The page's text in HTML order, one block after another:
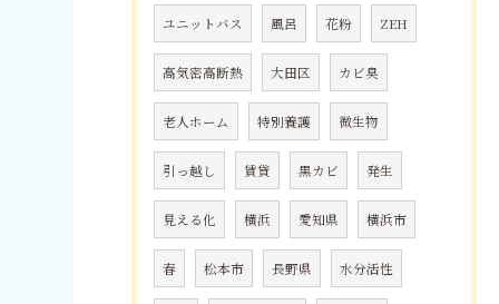
ユニットバス 風呂 花粉 ZEH
高気密高断熱 大田区 カビ臭
老人ホーム 特別養護 微生物
引っ越し 賃貸 黒カビ 発生
見える化 横浜 愛知県 横浜市
春 松本市 長野県 水分活性